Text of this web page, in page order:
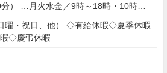
分） …月火水金／9時～18時・10時～
曜・祝日、他） ◇有給休暇◇夏季休暇
◇慶弔休暇